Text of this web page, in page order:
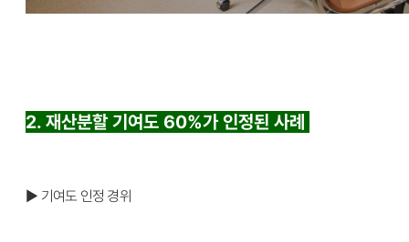
2. 재산분할 기여도 60%가 인정된 사례
▶ 기여도 인정 경위